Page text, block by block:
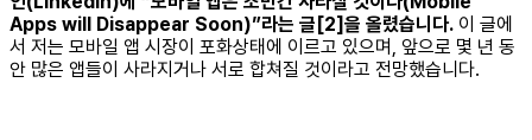
Apps will Disappear Soon)”라는 글[2]을 올렸습니다. 이 글에
서 저는 모바일 앱 시장이 포화상태에 이르고 있으며, 앞으로 몇 년 동
안 많은 앱들이 사라지거나 서로 합쳐질 것이라고 전망했습니다.